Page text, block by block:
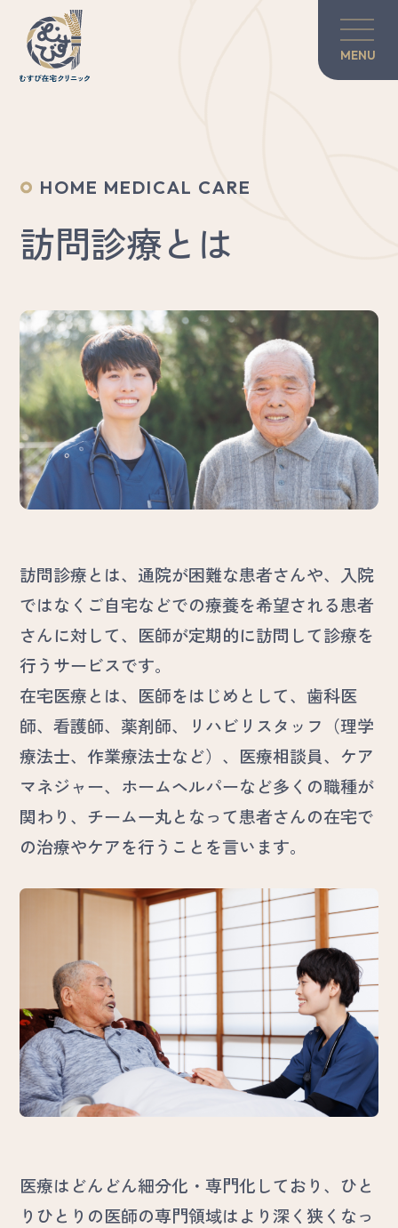
お問い合わせ
グリーフケア
医師×歯科医師の力
MENU
HOME MEDICAL CARE
訪問診療とは
訪問診療とは、通院が困難な患者さんや、入院
ではなくご自宅などでの療養を希望される患者
さんに対して、医師が定期的に訪問して診療を
行うサービスです。
在宅医療とは、医師をはじめとして、歯科医
師、看護師、薬剤師、リハビリスタッフ（理学
療法士、作業療法士など）、医療相談員、ケア
マネジャー、ホームヘルパーなど多くの職種が
関わり、チーム一丸となって患者さんの在宅で
の治療やケアを行うことを言います。
医療はどんどん細分化・専門化しており、ひと
りひとりの医師の専門領域はより深く狭くなっ